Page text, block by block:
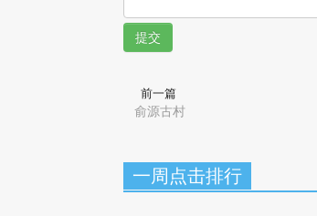
提交
前一篇
俞源古村
一周点击排行